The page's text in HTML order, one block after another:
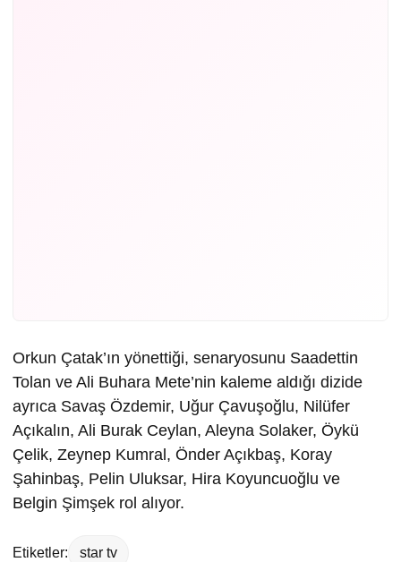
Orkun Çatak’ın yönettiği, senaryosunu Saadettin
Tolan ve Ali Buhara Mete’nin kaleme aldığı dizide
ayrıca Savaş Özdemir, Uğur Çavuşoğlu, Nilüfer
Açıkalın, Ali Burak Ceylan, Aleyna Solaker, Öykü
Çelik, Zeynep Kumral, Önder Açıkbaş, Koray
Şahinbaş, Pelin Uluksar, Hira Koyuncuoğlu ve
Belgin Şimşek rol alıyor.
Etiketler: star tv